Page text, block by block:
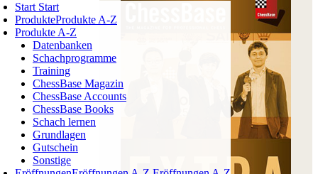
Start Start
ProdukteProdukte A-Z
Produkte A-Z
Datenbanken
Schachprogramme
Training
ChessBase Magazin
ChessBase Accounts
ChessBase Books
Schach lernen
Grundlagen
Gutschein
Sonstige